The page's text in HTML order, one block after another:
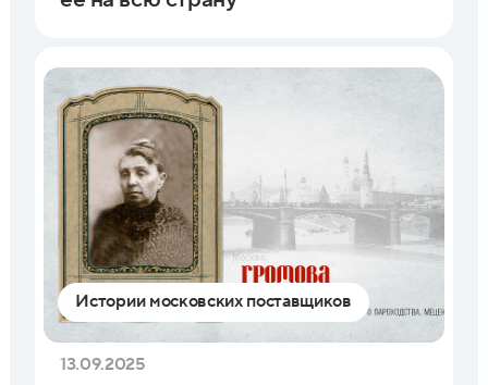
Истории московских поставщиков
13.09.2025